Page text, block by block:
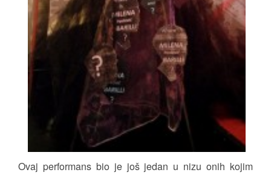
Ovaj performans bio je još jedan u nizu onih kojim